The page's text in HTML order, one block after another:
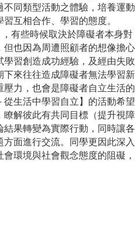
同類型活動之體驗，培養運動
互相合作、學習的態度。
有些時候取決於障礙者本身對
也因為周遭照顧者的想像擔心
習創造成功經驗，及經由失敗
來往往造成障礙者無法學習新
力，也會是障礙者自立生活的
生活中學習自立】的活動希望
解彼此有共同目標（提升視障
果轉變為實際行動，同時讓各
面進行交流。同學更因此深入
環境與社會觀念態度的阻礙，